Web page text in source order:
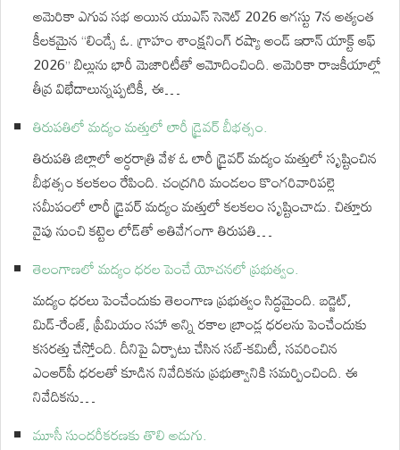
అమెరికా ఎగువ సభ అయిన యుఎస్ సెనెట్ 2026 ఆగస్టు 7న అత్యంత
కీలకమైన “లిండ్సే ఓ. గ్రాహం శాంక్షనింగ్ రష్యా అండ్ ఇరాన్ యాక్ట్ ఆఫ్
2026” బిల్లును భారీ మెజారిటీతో ఆమోదించింది. అమెరికా రాజకీయాల్లో
తీవ్ర విభేదాలున్నప్పటికీ, ఈ…
తిరుపతిలో మద్యం మత్తులో లారీ డ్రైవర్ బీభత్సం.
తిరుపతి జిల్లాలో అర్ధరాత్రి వేళ ఓ లారీ డ్రైవర్ మద్యం మత్తులో సృష్టించిన
బీభత్సం కలకలం రేపింది. చంద్రగిరి మండలం కొంగరివారిపల్లె
సమీపంలో లారీ డ్రైవర్ మద్యం మత్తులో కలకలం సృష్టించాడు. చిత్తూరు
వైపు నుంచి కట్టెల లోడ్‌తో అతివేగంగా తిరుపతి…
తెలంగాణలో మద్యం ధరల పెంచే యోచనలో ప్రభుత్వం.
మద్యం ధరలు పెంచేందుకు తెలంగాణ ప్రభుత్వం సిద్ధమైంది. బడ్జెట్,
మిడ్-రేంజ్, ప్రీమియం సహా అన్ని రకాల బ్రాండ్ల ధరలను పెంచేందుకు
కసరత్తు చేస్తోంది. దీనిపై ఏర్పాటు చేసిన సబ్-కమిటీ, సవరించిన
ఎంఆర్‌పీ ధరలతో కూడిన నివేదికను ప్రభుత్వానికి సమర్పించింది. ఈ
నివేదికను…
మూసీ సుందరీకరణకు తొలి అడుగు.